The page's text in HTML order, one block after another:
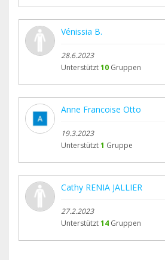
Vénissia B.
28.6.2023
Unterstützt10 Gruppen
Anne Francoise Otto
19.3.2023
Unterstützt1 Gruppe
Cathy RENIA JALLIER
27.2.2023
Unterstützt14 Gruppen